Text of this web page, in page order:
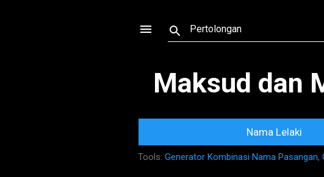
Maksud dan
Nama Lelaki
Tools: Generator Kombinasi Nama Pasangan,